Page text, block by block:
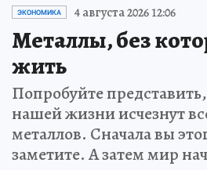
ЭКОНОМИКА 4 августа 2026 12:06
Металлы, без
жить
Попробуйте
нашей жизни исчезнут
металлов. Сначала вы
заметите. А затем мир